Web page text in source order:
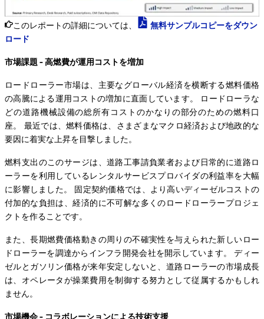
このレポートの詳細については、
無料サンプルコピーをダウン
ロード
市場課題 - 高燃費が運用コストを増加
ロードローラー市場は、主要なグローバル経済を横断する燃料価格
の高騰による運用コストの増加に直面しています。 ロードローラな
どの道路機械設備の総所有コストのかなりの部分のための燃料口
座。 最近では、燃料価格は、さまざまなマクロ経済および地政的な
要因に着実な上昇を目撃しました。
燃料支出のこのサージは、道路工事請負業者および日常的に道路ロ
ーラーを利用しているレンタルサービスプロバイダの利益率を大幅
に影響しました。 固定契約価格では、より高いディーゼルコストの
付加的な負担は、経済的に不可解な多くのロードローラープロジェ
クトを作ることです。
また、長期燃費価格動きの周りの不確実性を与えられた新しいロー
ドローラーを調達からインフラ開発会社を開示しています。 ディー
ゼルとガソリン価格が来年安定しないと、道路ローラーの市場成長
は、オペレータが操業費用を制御する努力として従属するかもしれ
ません。
市場機会 - コラボレーションによる技術支援